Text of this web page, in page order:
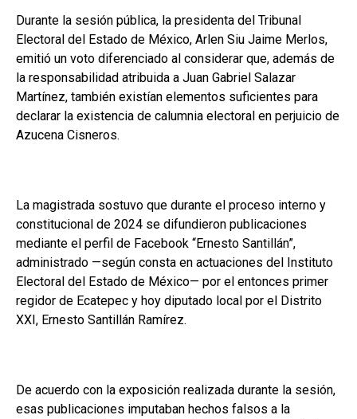
Durante la sesión pública, la presidenta del Tribunal
Electoral del Estado de México, Arlen Siu Jaime Merlos,
emitió un voto diferenciado al considerar que, además de
la responsabilidad atribuida a Juan Gabriel Salazar
Martínez, también existían elementos suficientes para
declarar la existencia de calumnia electoral en perjuicio de
Azucena Cisneros.
La magistrada sostuvo que durante el proceso interno y
constitucional de 2024 se difundieron publicaciones
mediante el perfil de Facebook “Ernesto Santillán”,
administrado —según consta en actuaciones del Instituto
Electoral del Estado de México— por el entonces primer
regidor de Ecatepec y hoy diputado local por el Distrito
XXI, Ernesto Santillán Ramírez.
De acuerdo con la exposición realizada durante la sesión,
esas publicaciones imputaban hechos falsos a la